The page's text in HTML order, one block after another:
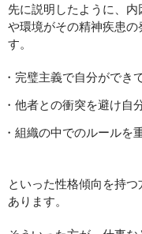
先に説明したように、
や環境がその精神疾患
す。
完璧主義で自分ができ
他者との衝突を避け自
組織の中でのルールを
といった性格傾向を持
あります。